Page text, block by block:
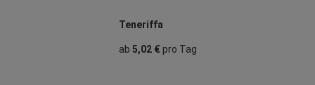
Teneriffa
ab 5,02 €pro Tag